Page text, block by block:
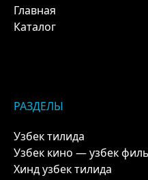
Главная
Каталог
РАЗДЕЛЫ
Узбек тилида
Узбек кино — узбек
Хинд узбек тилида